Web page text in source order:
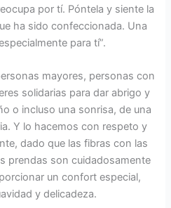
por tí. Póntela y siente la
ha sido confeccionada. Una
para tí”.
mayores, personas con
solidarias para dar abrigo y
o incluso una sonrisa, de una
Y lo hacemos con respeto y
dado que las fibras con las
prendas son cuidadosamente
un confort especial,
y delicadeza.